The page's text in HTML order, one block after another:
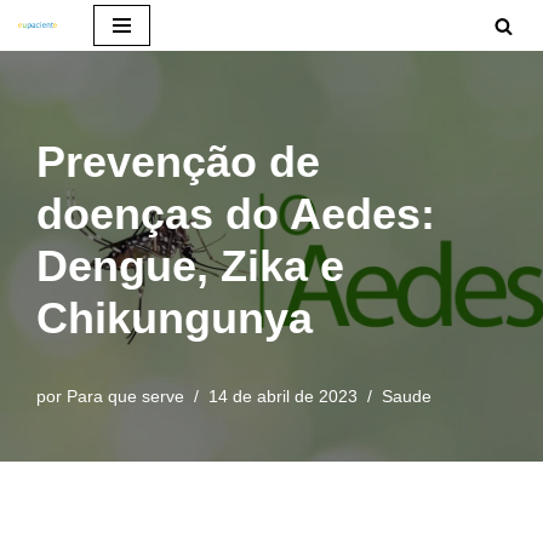
conteúdo
Prevenção de
doenças do Aedes:
Dengue, Zika e
Chikungunya
por Para que serve 14 de abril de 2023 Saude